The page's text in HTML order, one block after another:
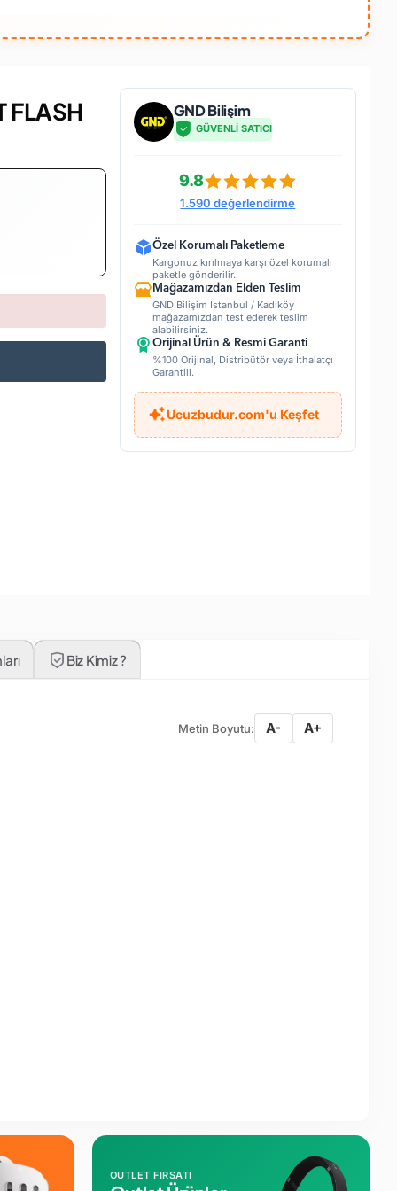
FLASH
GND Bilişim
GÜVENLİ SATICI
9.8
1.590 değerlendirme
Özel Korumalı Paketleme
Kargonuz kırılmaya karşı özel korumalı
paketle gönderilir.
Mağazamızdan Elden Teslim
GND Bilişim İstanbul / Kadıköy
mağazamızdan test ederek teslim
alabilirsiniz.
Orijinal Ürün & Resmi Garanti
%100 Orijinal, Distribütör veya İthalatçı
Garantili.
Ucuzbudur.com'u Keşfet
Biz Kimiz ?
Metin Boyutu: A- A+
OUTLET FIRSATI